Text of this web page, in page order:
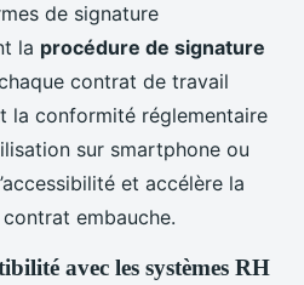
de signature
la procédure de signature
contrat de travail
la conformité réglementaire
sur smartphone ou
et accélère la
embauche.
avec les systèmes RH